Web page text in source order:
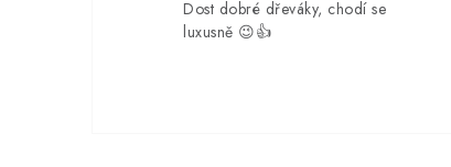
Dost dobré dřeváky, chodí se
luxusně 😉👍